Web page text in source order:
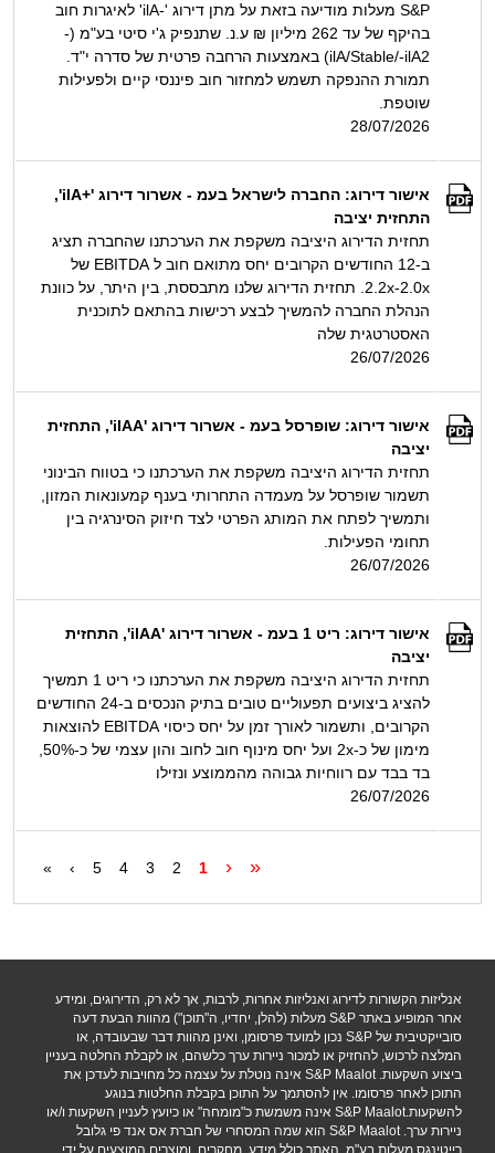
S&P מעלות מודיעה בזאת על מתן דירוג '-ilA' לאיגרות חוב
בהיקף של עד 262 מיליון ₪ ע.נ. שתנפיק ג'י סיטי בע"מ (-
ilA/Stable/-ilA2) באמצעות הרחבה פרטית של סדרה י"ד.
תמורת ההנפקה תשמש למחזור חוב פיננסי קיים ולפעילות
שוטפת.
28/07/2026
אישור דירוג: החברה לישראל בעמ - אשרור דירוג '+ilA',
התחזית יציבה
תחזית הדירוג היציבה משקפת את הערכתנו שהחברה תציג
ב-12 החודשים הקרובים יחס מתואם חוב ל EBITDA של
2.0x‏-‏2.2x. תחזית הדירוג שלנו מתבססת, בין היתר, על כוונת
הנהלת החברה להמשיך לבצע רכישות בהתאם לתוכנית
האסטרטגית שלה
26/07/2026
אישור דירוג: שופרסל בעמ - אשרור דירוג 'ilAA', התחזית
יציבה
תחזית הדירוג היציבה משקפת את הערכתנו כי בטווח הבינוני
תשמור שופרסל על מעמדה התחרותי בענף קמעונאות המזון,
ותמשיך לפתח את המותג הפרטי לצד חיזוק הסינרגיה בין
תחומי הפעילות.
26/07/2026
אישור דירוג: ריט 1 בעמ - אשרור דירוג 'ilAA', התחזית
יציבה
תחזית הדירוג היציבה משקפת את הערכתנו כי ריט 1 תמשיך
להציג ביצועים תפעוליים טובים בתיק הנכסים ב-24 החודשים
הקרובים, ותשמור לאורך זמן על יחס כיסוי EBITDA להוצאות
בד בבד עם רווחיות גבוהה מהממוצע ונזילו
26/07/2026
«
‹
1
2
3
4
5
›
»
אנליזות הקשורות לדירוג ואנליזות אחרות, לרבות, אך לא רק, הדירוגים, ומידע
אחר המופיע באתר S&P מעלות (להלן, יחדיו, ה"תוכן") מהוות הבעת דעה
סובייקטיבית של S&P נכון למועד פרסומן, ואינן מהוות דבר שבעובדה, או
המלצה לרכוש, להחזיק או למכור ניירות ערך כלשהם, או לקבלת החלטה בעניין
ביצוע השקעות. S&P Maalot אינה נוטלת על עצמה כל מחויבות לעדכן את
התוכן לאחר פרסומו. אין להסתמך על התוכן בקבלת החלטות בנוגע
להשקעות.S&P Maalot אינה משמשת כ"מומחה" או כיועץ לעניין השקעות ו/או
ניירות ערך. S&P Maalot הוא שמה המסחרי של חברת אס אנד פי גלובל
רייטינגס מעלות בע"מ. האתר כולל מידע, מחקרים, ומוצרים המוצעים על ידי